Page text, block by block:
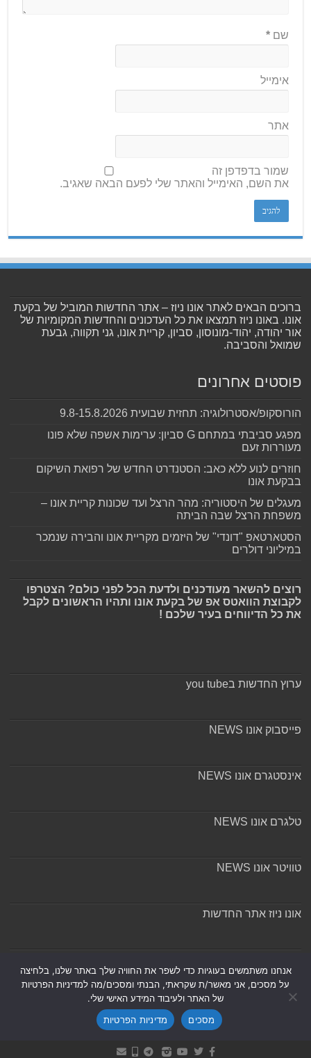
שם*
אימייל
אתר
שמור בדפדפן זה
את השם, האימייל והאתר שלי לפעם הבאה שאגיב.
ברוכים הבאים לאתר אונו ניוז – אתר החדשות המוביל של בקעת
אונו. באונו ניוז תמצאו את כל העדכונים והחדשות המקומיות של
אור יהודה, יהוד-מונוסון, סביון, קריית אונו, גני תקווה, גבעת
שמואל והסביבה.
פוסטים אחרונים
הורוסקופ/אסטרולוגיה: תחזית שבועית 9.8-15.8.2026
מפגע סביבתי במתחם G סביון: ערימות אשפה שלא פונו
מעוררות זעם
חוזרים לנוע ללא כאב: הסטנדרט החדש של רפואת השיקום
בבקעת אונו
מעגלים של היסטוריה: מהר הרצל ועד שכונות קריית אונו –
משפחת הרצל שבה הביתה
הסטארטאפ "דונדי" של היזמים מקריית אונו והבירה שנמכר
במיליוני דולרים
רוצים להשאר מעודכנים ולדעת הכל לפני כולם? הצטרפו
לקבוצת הוואטס אפ של בקעת אונו ותהיו הראשונים לקבל
את כל הדיווחים בעיר שלכם !
ערוץ החדשות בyou tube
פייסבוק אונו NEWS
אינסטגרם אונו NEWS
טלגרם אונו NEWS
טוויטר אונו NEWS
אונו ניוז אתר החדשות
אנחנו משתמשים בעוגיות כדי לשפר את החוויה שלך באתר שלנו, בלחיצה
על מסכים, אני מאשר/ת שקראתי, הבנתי ומסכים/מה למדיניות הפרטיות
של האתר ולעיבוד המידע האישי שלי.
מסכים
מדיניות הפרטיות